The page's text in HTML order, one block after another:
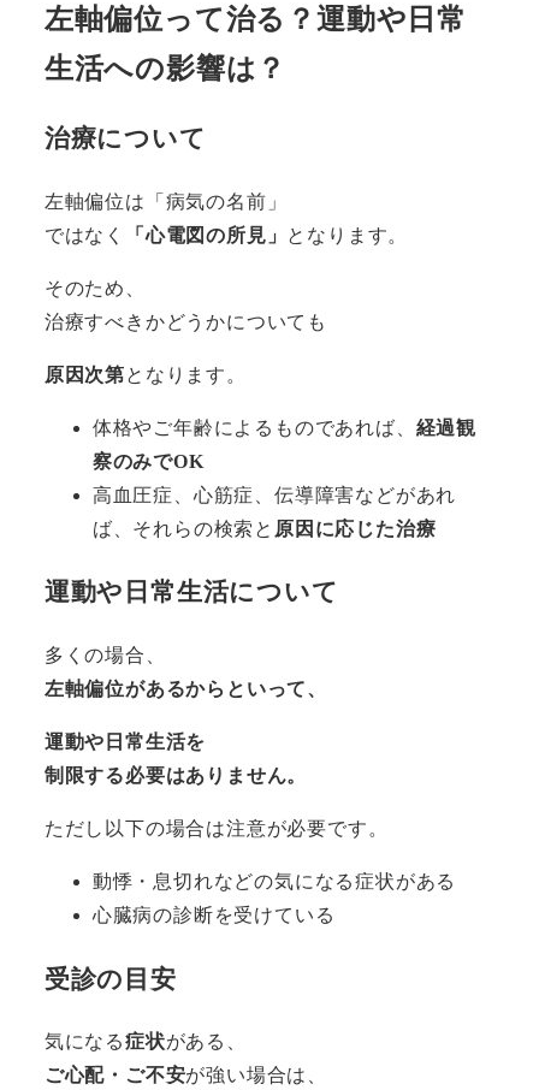
左軸偏位って治る？運動や日常
生活への影響は？
治療について
左軸偏位は「病気の名前」
ではなく
「心電図の所見」 となります。
そのため、
治療すべきかどうかについても
原因次第となります。
体格やご年齢によるものであれば、 経過観
察のみでOK
高血圧症、心筋症、伝導障害などがあれ
ば、それらの検索と 原因に応じた治療
運動や日常生活について
多くの場合、
左軸偏位があるからといって、
運動や日常生活を
制限する必要はありません。
ただし以下の場合は注意が必要です。
動悸・息切れなどの気になる症状がある
心臓病の診断を受けている
受診の目安
気になる症状がある、
ご心配・ご不安が強い場合は、